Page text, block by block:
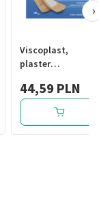
Viscoplast,
plaster
mm x 25 mm, 100
szt.
44,59 PLN
›